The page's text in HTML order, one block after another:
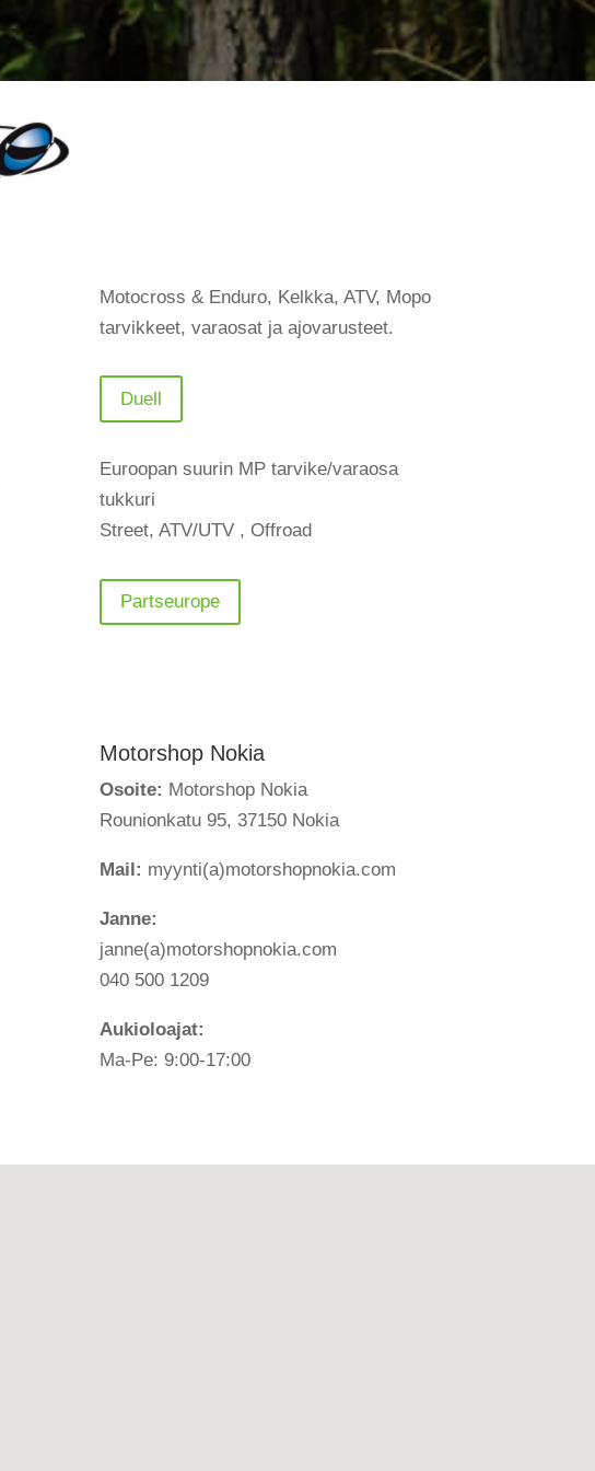
Motocross & Enduro, Kelkka, ATV, Mopo
tarvikkeet, varaosat ja ajovarusteet.
Duell
Euroopan suurin MP tarvike/varaosa
tukkuri
Street, ATV/UTV , Offroad
Partseurope
Motorshop Nokia
Osoite: Motorshop Nokia
Rounionkatu 95, 37150 Nokia
Mail: myynti(a)motorshopnokia.com
Janne:
janne(a)motorshopnokia.com
040 500 1209
Aukioloajat:
Ma-Pe: 9:00-17:00